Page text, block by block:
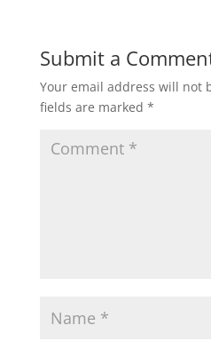
Submit a
Your email address will not
fields are marked *